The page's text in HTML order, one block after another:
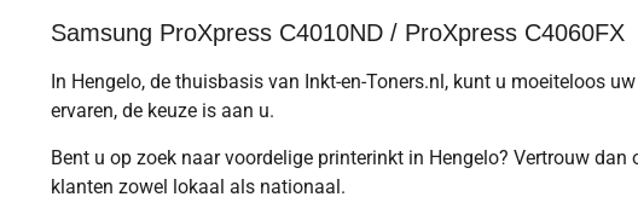
Samsung ProXpress C4010ND / ProXpress C4060FX
In Hengelo, de thuisbasis van Inkt-en-Toners.nl, kunt u moeiteloos
ervaren, de keuze is aan u.
Bent u op zoek naar voordelige printerinkt in Hengelo? Vertrouw
klanten zowel lokaal als nationaal.